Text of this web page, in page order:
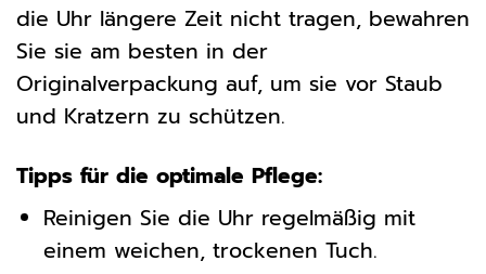
die Uhr längere Zeit nicht tragen, bewahren
Sie sie am besten in der
Originalverpackung auf, um sie vor Staub
und Kratzern zu schützen.
Tipps für die optimale Pflege:
Reinigen Sie die Uhr regelmäßig mit
einem weichen, trockenen Tuch.